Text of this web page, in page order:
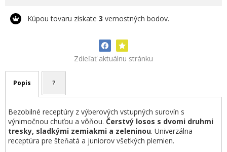
Kúpou tovaru získate 3 vernostných bodov.
Zdieľať aktuálnu stránku
Popis ?
Bezobilné receptúry z výberových vstupných surovín s
výnimočnou chuťou a vôňou. Čerstvý losos s dvomi druhmi
tresky, sladkými zemiakmi a zeleninou. Univerzálna
receptúra pre šteňatá a juniorov všetkých plemien.